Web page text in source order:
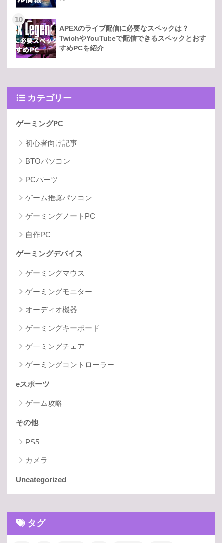
10
APEXのライブ配信に必要なスペックは？
TwichやYouTubeで配信できるスペックとおす
すめPCを紹介
カテゴリー
ゲーミングPC
初心者向け記事
BTOパソコン
PCパーツ
ゲーム推奨パソコン
ゲーミングノートPC
自作PC
ゲーミングデバイス
ゲーミングマウス
ゲーミングモニター
オーディオ機器
ゲーミングキーボード
ゲーミングチェア
ゲーミングコントローラー
eスポーツ
ゲーム攻略
その他
PS5
カメラ
Uncategorized
タグ